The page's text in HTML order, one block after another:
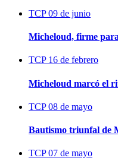
TCP09 de junio
Micheloud, firme
TCP16 de febrero
Micheloud marcó el
TCP08 de mayo
Bautismo triunfal de
TCP07 de mayo